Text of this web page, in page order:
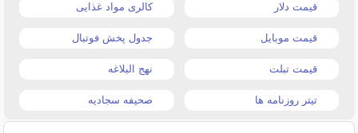
قیمت دلار کالری مواد غذایی
قیمت موبایل جدول پخش فوتبال
قیمت تبلت نهج البلاغه
تیتر روزنامه ها صحیفه سجادیه